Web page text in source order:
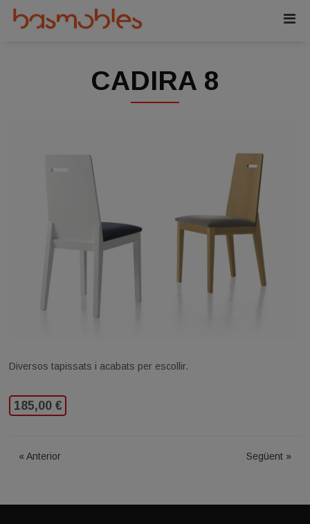
CADIRA 8
Diversos tapissats i acabats per escollir.
185,00 €
«Anterior Següent »